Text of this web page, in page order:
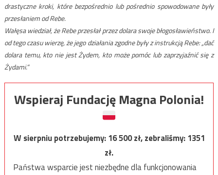
drastyczne kroki, które bezpośrednio lub pośrednio spowodowane były
przesłaniem od Rebe.
Wałęsa wiedział, że Rebe przesłał przez dolara swoje błogosławieństwo. I
od tego czasu wierzę, że jego działania zgodne były z instrukcją Rebe: „dać
dolara temu, kto nie jest Żydem, kto może pomóc lub zaprzyjaźnić się z
Żydami.”
Wspieraj Fundację Magna Polonia!
W sierpniu potrzebujemy:16 500zł, zebraliśmy:1351
zł.
Państwa wsparcie jest niezbędne dla funkcjonowania